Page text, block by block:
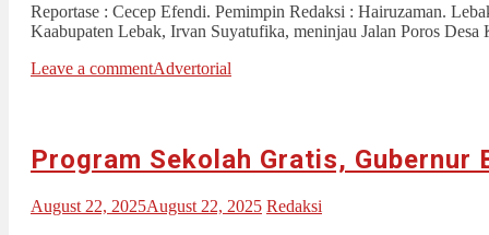
Reportase : Cecep Efendi. Pemimpin Redaksi : Hairuzaman.
Kaabupaten Lebak, Irvan Suyatufika, meninjau Jalan Poros
Leave a commentAdvertorial
Program Sekolah Gratis,
August 22, 2025August 22, 2025 Redaksi